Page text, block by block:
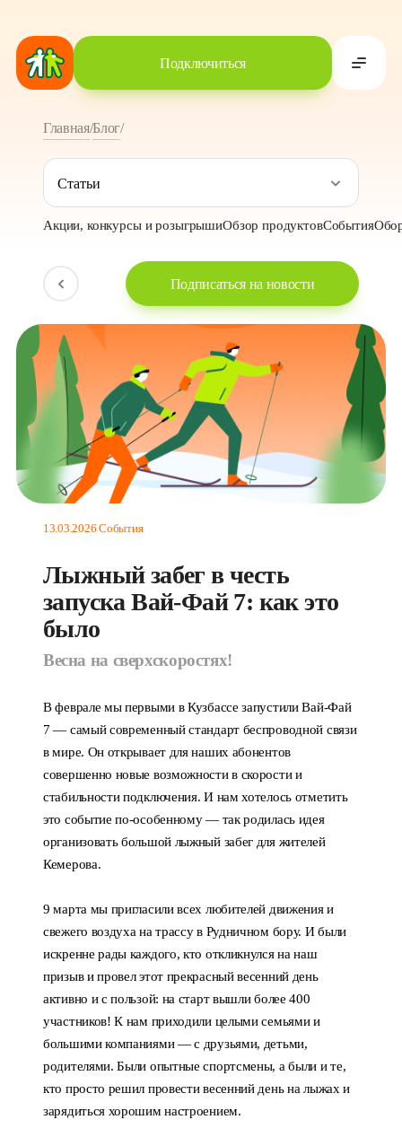
Подключиться
Главная/Блог/
Статьи
Акции, конкурсы и розыгрышиОбзор продуктовСобытия
Подписаться на новости
13.03.2026 События
Лыжный забег в честь
запуска Вай-Фай 7: как это
было
Весна на сверхскоростях!
В феврале мы первыми в Кузбассе запустили Вай-Фай
7 — самый современный стандарт беспроводной связи
в мире. Он открывает для наших абонентов
совершенно новые возможности в скорости и
стабильности подключения. И нам хотелось отметить
это событие по-особенному — так родилась идея
организовать большой лыжный забег для жителей
Кемерова.
9 марта мы пригласили всех любителей движения и
свежего воздуха на трассу в Рудничном бору. И были
искренне рады каждого, кто откликнулся на наш
призыв и провел этот прекрасный весенний день
активно и с пользой: на старт вышли более 400
участников! К нам приходили целыми семьями и
большими компаниями — с друзьями, детьми,
родителями. Были опытные спортсмены, а были и те,
кто просто решил провести весенний день на лыжах и
зарядиться хорошим настроением.